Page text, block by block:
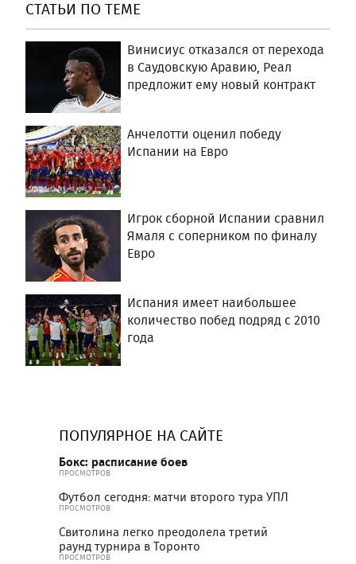
СТАТЬИ ПО ТЕМЕ
Винисиус отказался от перехода
в Саудовскую Аравию, Реал
предложит ему новый контракт
Анчелотти оценил победу
Испании на Евро
Игрок сборной Испании сравнил
Ямаля с соперником по финалу
Евро
Испания имеет наибольшее
количество побед подряд с 2010
года
ПОПУЛЯРНОЕ НА САЙТЕ
Бокс: расписание боев
ПРОСМОТРОВ
Футбол сегодня: матчи второго тура УПЛ
ПРОСМОТРОВ
Свитолина легко преодолела третий
раунд турнира в Торонто
ПРОСМОТРОВ